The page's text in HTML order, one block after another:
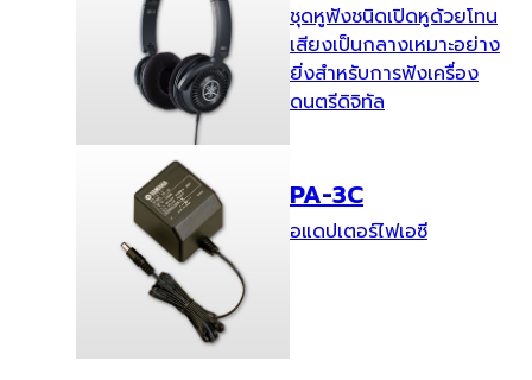
ชุดหูฟังชนิดเปิดหูด้วยโทน
เสียงเป็นกลางเหมาะอย่าง
ยิ่งสำหรับการฟังเครื่อง
ดนตรีดิจิทัล
PA-3C
อแดปเตอร์ไฟเอซี